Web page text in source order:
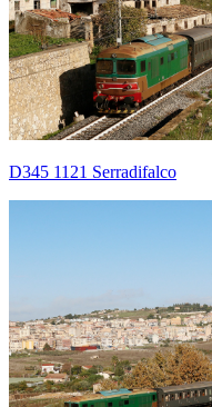
D345 1121 Serradifalco